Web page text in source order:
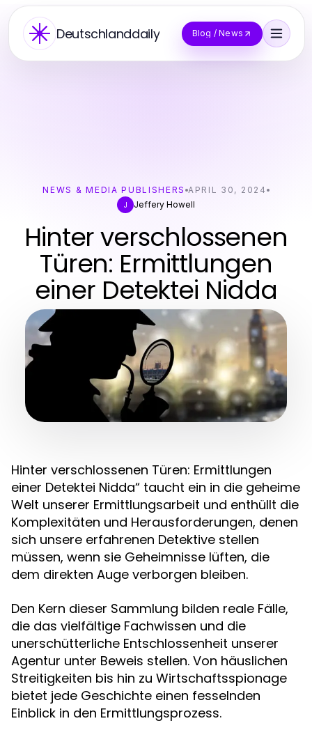
Deutschlanddaily Blog / News
NEWS & MEDIA PUBLISHERS APRIL 30, 2024
J
Jeffery Howell
Hinter verschlossenen
Türen: Ermittlungen
einer Detektei Nidda
Hinter verschlossenen Türen: Ermittlungen
einer Detektei Nidda“ taucht ein in die geheime
Welt unserer Ermittlungsarbeit und enthüllt die
Komplexitäten und Herausforderungen, denen
sich unsere erfahrenen Detektive stellen
müssen, wenn sie Geheimnisse lüften, die
dem direkten Auge verborgen bleiben.
Den Kern dieser Sammlung bilden reale Fälle,
die das vielfältige Fachwissen und die
unerschütterliche Entschlossenheit unserer
Agentur unter Beweis stellen. Von häuslichen
Streitigkeiten bis hin zu Wirtschaftsspionage
bietet jede Geschichte einen fesselnden
Einblick in den Ermittlungsprozess.